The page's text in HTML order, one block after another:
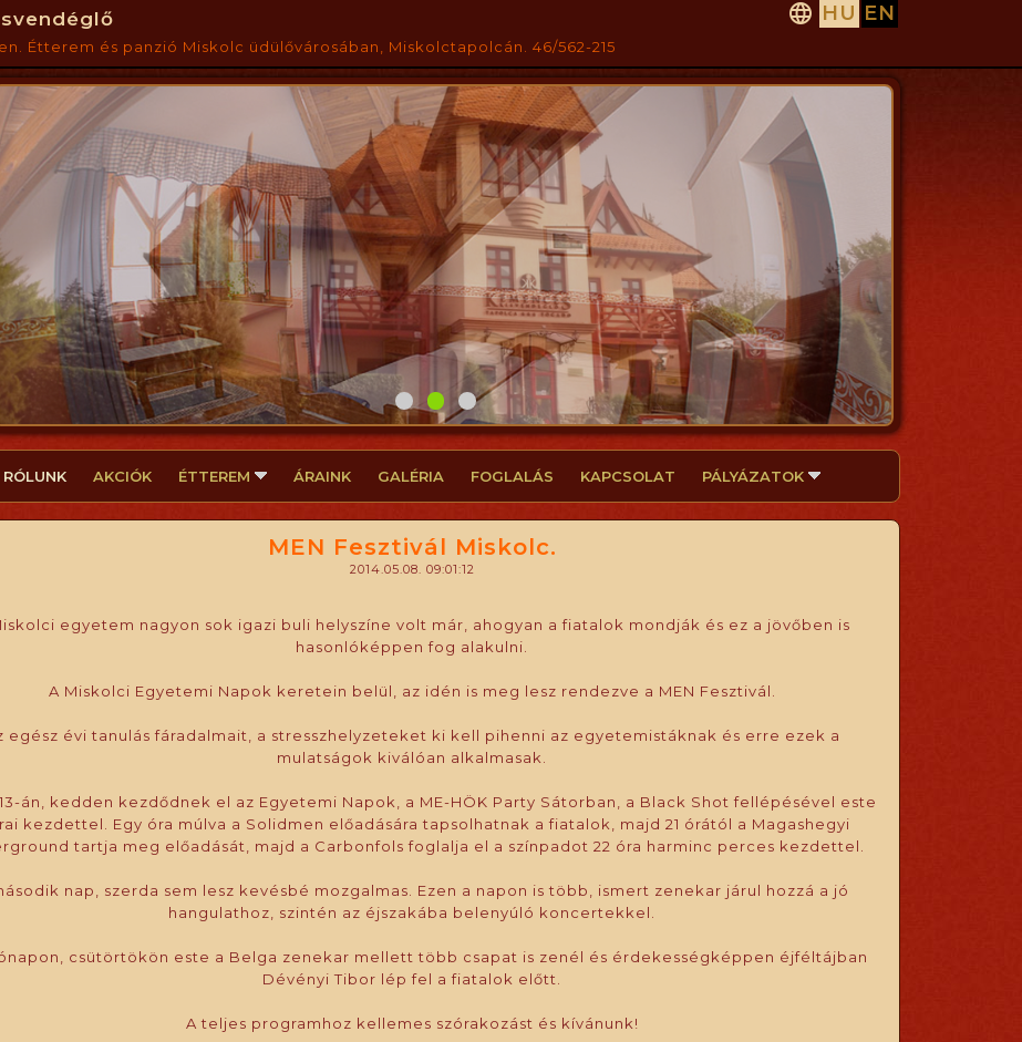
Étterem és panzió Miskolc üdülővárosában, Miskolctapolcán. 46/562-215
 HU EN
RÓLUNK AKCIÓK ÉTTEREM ÁRAINK GALÉRIA FOGLALÁS KAPCSOLAT PÁLYÁZATOK
MEN Fesztivál Miskolc.
2014.05.08. 09:01:12
egyetem nagyon sok igazi buli helyszíne volt már, ahogyan a fiatalok mondják és ez a jövőben is
hasonlóképpen fog alakulni.
A Miskolci Egyetemi Napok keretein belül, az idén is meg lesz rendezve a MEN Fesztivál.
egész évi tanulás fáradalmait, a stresszhelyzeteket ki kell pihenni az egyetemistáknak és erre ezek a
mulatságok kiválóan alkalmasak.
án, kedden kezdődnek el az Egyetemi Napok, a ME-HÖK Party Sátorban, a Black Shot fellépésével este
kezdettel. Egy óra múlva a Solidmen előadására tapsolhatnak a fiatalok, majd 21 órától a Magashegyi
tartja meg előadását, majd a Carbonfols foglalja el a színpadot 22 óra harminc perces kezdettel.
nap, szerda sem lesz kevésbé mozgalmas. Ezen a napon is több, ismert zenekar járul hozzá a jó
hangulathoz, szintén az éjszakába belenyúló koncertekkel.
csütörtökön este a Belga zenekar mellett több csapat is zenél és érdekességképpen éjféltájban
Dévényi Tibor lép fel a fiatalok előtt.
A teljes programhoz kellemes szórakozást és kívánunk!